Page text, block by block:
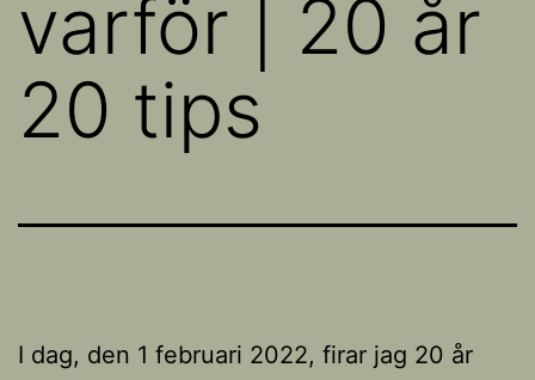
varför | 20 år
20 tips
I dag, den 1 februari 2022, firar jag 20 år